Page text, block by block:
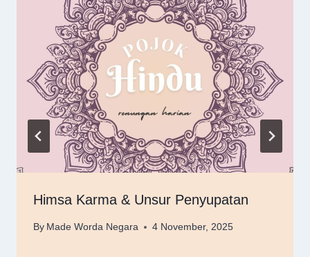
Himsa Karma & Unsur Penyupatan
By Made Worda Negara 4 November, 2025